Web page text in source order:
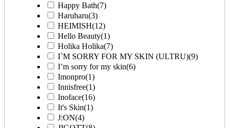
Happy Bath(7)
Haruharu(3)
HEIMISH(12)
Hello Beauty(1)
Holika Holika(7)
I`M SORRY FOR MY SKIN (ULTRU)(9)
I’m sorry for my skin(6)
Imonpro(1)
Innisfree(1)
Inoface(16)
It's Skin(1)
J:ON(4)